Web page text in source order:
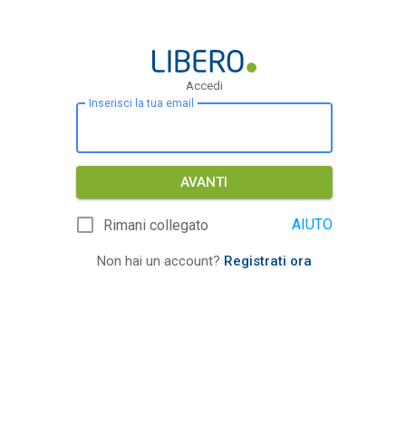
Accedi
Inserisci la tua email
AVANTI
Rimani collegato AIUTO
Non hai un account? Registrati ora